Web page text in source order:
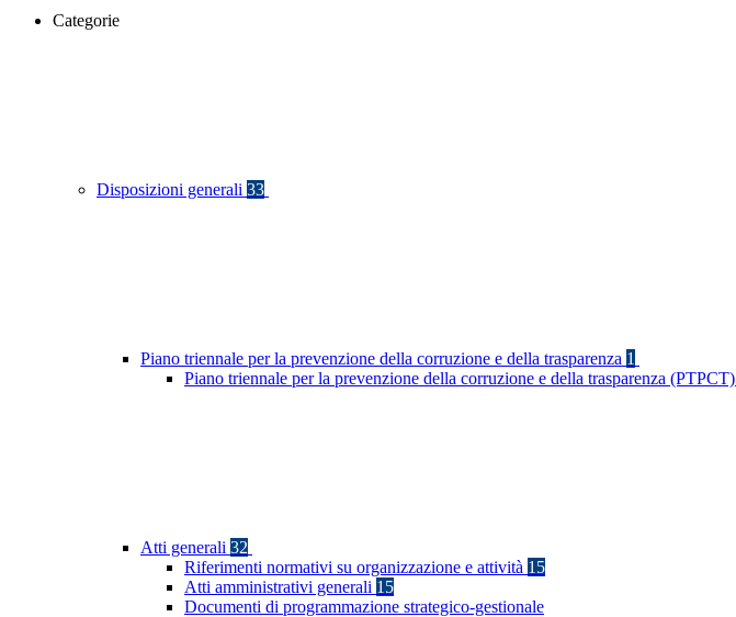
Categorie
Disposizioni generali 33
Piano triennale per la prevenzione della corruzione e della trasparenza 1
Piano triennale per la prevenzione della corruzione e della trasparenza (PTPCT)
Atti generali 32
Riferimenti normativi su organizzazione e attività 15
Atti amministrativi generali 15
Documenti di programmazione strategico-gestionale